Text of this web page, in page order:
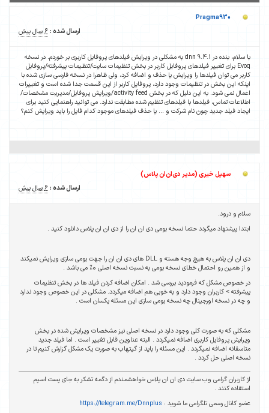
Pragma930
ارسال شده :6 سال پیش
با سلام، بنده در dnn 9.4.1 به مشکلی در ویرایش فیلدهای پروفایل کاربری بر خوردم. در نسخه
Evoq برای تغییر فیلدهای پروفایل کاربر در بخش تنظیمات سایت/تنظیمات پیشرفته/پروفایل
کاربر می توان فیلدها را ویرایش یا حذف و اضافه کرد، ولی ظاهرا در نسخه فارسی سازی شده با
اینکه این بخش در تنظیمات وجود دارد، پروفایل کاربر از این قسمت جدا شده است و تغییرات
اعمال نمی شود. به این دلیل که در بخش activity feed/ویرایش پروفایل/مدیریت مشخصات/
اطلاعات تماس، فیلدها با فیلدهای تنظیم شده مطابقت ندارد. می توانید راهنمایی کنید برای
ایجاد فیلد جدید چون نام شرکت و ... یا حذف فیلدهای موجود کدام فایل را باید ویرایش کنم؟
سهیل خیری (مدیر دی‌ان‌ان پلاس)
ارسال شده :6 سال پیش
سلام و درود.
ابتدا پیشنهاد میگردد حتما نسخه بومی دی ان ان را از دی ان ان پلاس دانلود کنید .
دی ان ان پلاس به هیچ وجه هسته و DLL های دی ان ان را جهت بومی سازی ویرایش نمیکند
و از همین رو احتمال خطای نسخه بومی به نسبت نسخه اصلی 0% می باشد .
در خصوص مشکل که فرمودید بررسی شد . امکان اضافه کردن فیلد ها در بخش تنظیمات
پیشرفته > کاربران وجود دارد و به خوبی هم اضافه میگردد. مشکلی در این خصوص وجود ندارد
و چه در نسخه اورجینال چه نسخه بومی سازی این مسئله یکسان است .
مشکلی که به صورت کلی وجود دارد در نسخه اصلی نیز مشخصات ویرایش شده در بخش
ویرایش پروفایل کاربری اضافه نمیگردد . البته عناوین قابل تغییر است . اما فیلد جدید
متاسفانه اضافه نمیگردد . این مسئله را باید از گیتهاب به صورت یک مشکل گزارش کنیم تا در
نسخه اصلی حل گردد .
از کاربران گرامی وب سایت دی ان ان پلاس خواهشمندم از دگمه تشکر به جای پست اسپم
استفاده کنند .
عضو کانال رسمی تلگرامی ما شوید : https://telegram.me/Dnnplus